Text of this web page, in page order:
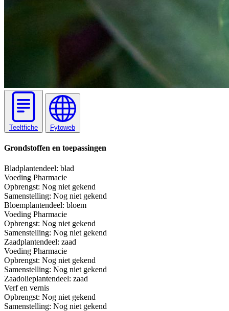
Teeltfiche Fytoweb
Grondstoffen en toepassingen
Bladplantendeel: blad
Voeding Pharmacie
Opbrengst: Nog niet gekend
Samenstelling: Nog niet gekend
Bloemplantendeel: bloem
Voeding Pharmacie
Opbrengst: Nog niet gekend
Samenstelling: Nog niet gekend
Zaadplantendeel: zaad
Voeding Pharmacie
Opbrengst: Nog niet gekend
Samenstelling: Nog niet gekend
Zaadolieplantendeel: zaad
Verf en vernis
Opbrengst: Nog niet gekend
Samenstelling: Nog niet gekend